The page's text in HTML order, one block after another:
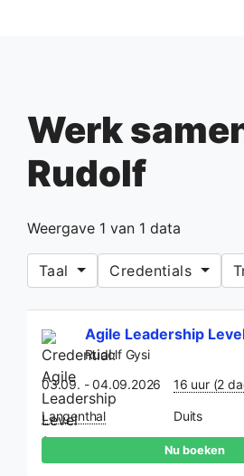
Werk
Rudolf
Weergave 1 van 1 data
Taal Credentials
Agile Leadership
Rudolf Gysi
03.09. - 04.09.2026
16 uur (2
Langenthal Duits
Nu boeken